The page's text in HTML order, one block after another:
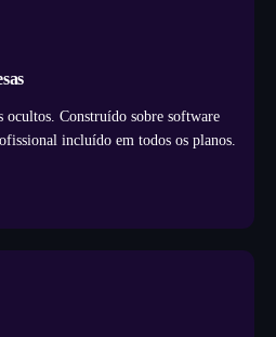
ocultos. Construído sobre software
incluído em todos os planos.